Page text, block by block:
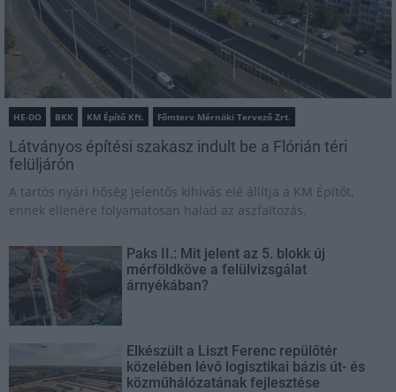
HE-DO BKK KM Építő Kft. Főmterv Mérnöki Tervező Zrt.
Látványos építési szakasz indult be a Flórián téri
felüljárón
A tartós nyári hőség jelentős kihívás elé állítja a KM Építőt,
ennek ellenére folyamatosan halad az aszfaltozás.
Paks II.: Mit jelent az 5. blokk új
mérföldköve a felülvizsgálat
árnyékában?
Elkészült a Liszt Ferenc repülőtér
közelében lévő logisztikai bázis út- és
közműhálózatának fejlesztése